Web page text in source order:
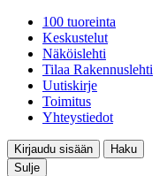
100 tuoreinta
Keskustelut
Näköislehti
Tilaa Rakennuslehti
Uutiskirje
Toimitus
Yhteystiedot
Kirjaudu sisään
Haku
Sulje